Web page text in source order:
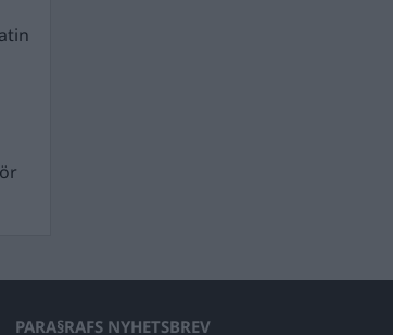
PARA§RAFS NYHETSBREV